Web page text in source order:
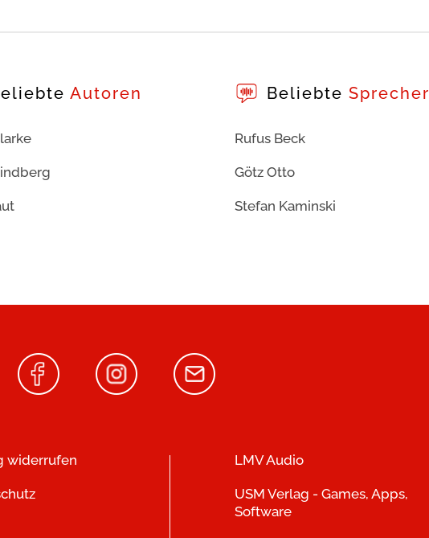
Autoren BeliebteSprecher
Rufus Beck
Götz Otto
Stefan Kaminski
widerrufen LMV Audio
USM Verlag - Games, Apps,
Software